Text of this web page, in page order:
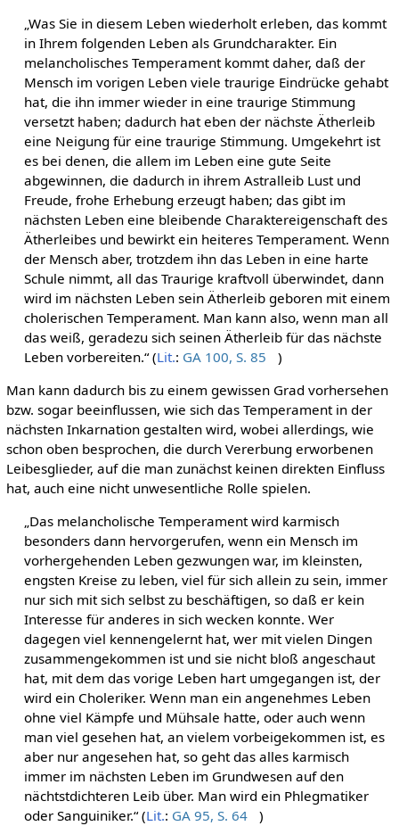
„Was Sie in diesem Leben wiederholt erleben, das kommt
in Ihrem folgenden Leben als Grundcharakter. Ein
melancholisches Temperament kommt daher, daß der
Mensch im vorigen Leben viele traurige Eindrücke gehabt
hat, die ihn immer wieder in eine traurige Stimmung
versetzt haben; dadurch hat eben der nächste Ätherleib
eine Neigung für eine traurige Stimmung. Umgekehrt ist
es bei denen, die allem im Leben eine gute Seite
abgewinnen, die dadurch in ihrem Astralleib Lust und
Freude, frohe Erhebung erzeugt haben; das gibt im
nächsten Leben eine bleibende Charaktereigenschaft des
Ätherleibes und bewirkt ein heiteres Temperament. Wenn
der Mensch aber, trotzdem ihn das Leben in eine harte
Schule nimmt, all das Traurige kraftvoll überwindet, dann
wird im nächsten Leben sein Ätherleib geboren mit einem
cholerischen Temperament. Man kann also, wenn man all
das weiß, geradezu sich seinen Ätherleib für das nächste
Leben vorbereiten.“ (Lit.: GA 100, S. 85
)
Man kann dadurch bis zu einem gewissen Grad vorhersehen
bzw. sogar beeinflussen, wie sich das Temperament in der
nächsten Inkarnation gestalten wird, wobei allerdings, wie
schon oben besprochen, die durch Vererbung erworbenen
Leibesglieder, auf die man zunächst keinen direkten Einfluss
hat, auch eine nicht unwesentliche Rolle spielen.
„Das melancholische Temperament wird karmisch
besonders dann hervorgerufen, wenn ein Mensch im
vorhergehenden Leben gezwungen war, im kleinsten,
engsten Kreise zu leben, viel für sich allein zu sein, immer
nur sich mit sich selbst zu beschäftigen, so daß er kein
Interesse für anderes in sich wecken konnte. Wer
dagegen viel kennengelernt hat, wer mit vielen Dingen
zusammengekommen ist und sie nicht bloß angeschaut
hat, mit dem das vorige Leben hart umgegangen ist, der
wird ein Choleriker. Wenn man ein angenehmes Leben
ohne viel Kämpfe und Mühsale hatte, oder auch wenn
man viel gesehen hat, an vielem vorbeigekommen ist, es
aber nur angesehen hat, so geht das alles karmisch
immer im nächsten Leben im Grundwesen auf den
nächtstdichteren Leib über. Man wird ein Phlegmatiker
oder Sanguiniker.“ (Lit.: GA 95, S. 64 )